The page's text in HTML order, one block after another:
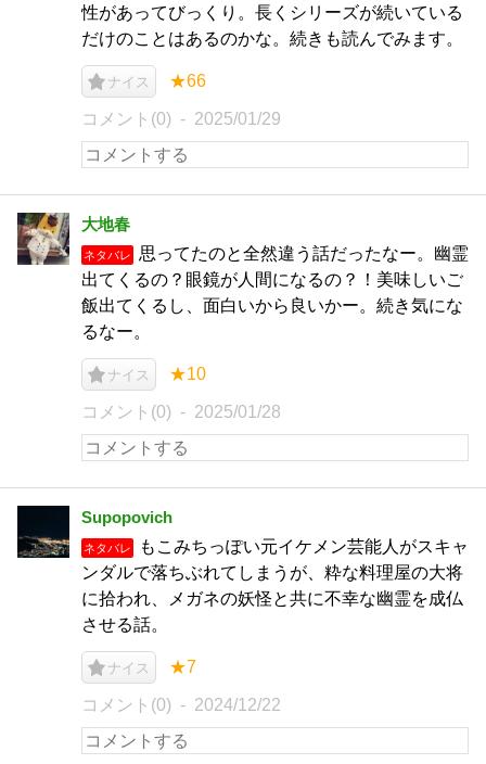
性があってびっくり。長くシリーズが続いている
だけのことはあるのかな。続きも読んでみます。
ナイス ★66
コメント(0) 2025/01/29
大地春
ネタバレ
思ってたのと全然違う話だったなー。幽霊
出てくるの？眼鏡が人間になるの？！美味しいご
飯出てくるし、面白いから良いかー。続き気にな
るなー。
ナイス ★10
コメント(0) 2025/01/28
Supopovich
ネタバレ
もこみちっぽい元イケメン芸能人がスキャ
ンダルで落ちぶれてしまうが、粋な料理屋の大将
に拾われ、メガネの妖怪と共に不幸な幽霊を成仏
させる話。
ナイス ★7
コメント(0) 2024/12/22